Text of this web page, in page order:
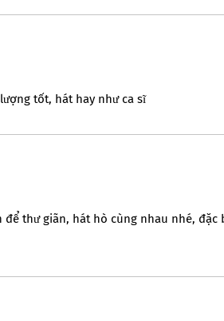
tốt, hát hay như ca sĩ
thư giãn, hát hò cùng nhau nhé, đặc